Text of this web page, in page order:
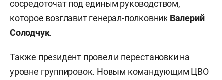
сосредоточат под единым руководством,
которое возглавит генерал-полковник Валерий
Солодчук.
Также президент провел и перестановки на
уровне группировок. Новым командующим ЦВО